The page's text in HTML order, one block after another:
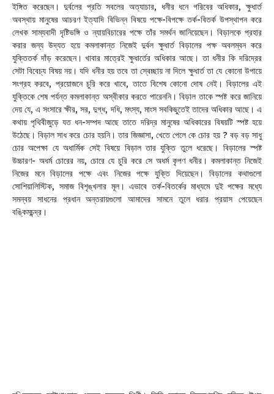
ইঙ্গিত করেছেন। দুর্বলের প্রতি সবলের অত্যাচার, ধনীর ধনে গরিবের অধিকার, ক্ষুধার্ত
অবস্থায় মানুষের আচরণ ইত্যাদি বিভিন্ন বিষয়ে পক্ষে-বিপক্ষে তর্ক-বিতর্ক উপস্থাপন করে
লেখক সাম্যবাদী দৃষ্টিভঙ্গি ও ন্যায়বিচারের পক্ষে তাঁর সমর্থন জানিয়েছেন। বিড়ালকে প্রহার
করার জন্য উদ্যত হয়ে কমলাকান্ত নিজেই দুর্বল ক্ষুধার্ত বিড়ালের পক্ষ অবলম্বন করে
যুক্তিতর্ক দাঁড় করেছেন। খাবার মাত্রেই ক্ষুধার্তের অধিকার আছে। তা ধনীর কি দরিদ্রের
সেটা বিবেচ্য বিষয় নয়। যদি ধনীর হয় তবে তা স্বেচ্ছায় না দিলে ক্ষুধার্ত তা যে কোনো উপায়ে
সংগ্রহ করবে, প্রয়োজনে চুরি করে খাবে, তাতে বিশেষ কোনো দোষ নেই। বিড়ালের এই
যুক্তিকে শেষ পর্যন্ত কমলাকান্ত অস্বীকার করতে পারেননি। বিড়াল তাকে স্পষ্ট করে জানিয়ে
দেয় যে, এ সংসারে ক্ষীর, সর, দুগ্ধ, দধি, মৎস্য, মাংস সবকিছুতেই তাদের অধিকার আছে। এ
কথায় পৃথিবীজুড়ে যত ধন-সম্পদ আছে তাতে দরিদ্র মানুষের অধিকারের বিষয়টি স্পষ্ট হয়ে
উঠেছে। বিড়াল সাধ করে চোর হয়নি। তার জিজ্ঞাসা, খেতে পেলে কে চোর হয় ? বড় বড় সাধু
চোর অপেক্ষা যে অধার্মিক সেই বিষয়ে বিড়াল তার যুক্তি তুলে ধরেছে। বিড়ালের স্পষ্ট
উচ্চারণ- অধর্ম চোরের নয়, চোরে যে চুরি করে সে অধর্ম কৃপণ ধনীর। কমলাকান্ত নিজেই
নিজের মনে বিড়ালের পক্ষে এবং নিজের পক্ষে যুক্তি দিয়েছেন। বিড়ালের কথাগুলো
সোশিয়ালিস্টিক, সমাজ বিশৃঙ্খলার মূল। এভাবে তর্ক-বিতর্কের মাধ্যমে দুই পক্ষের মধ্যে
সমন্বয় সাধনের প্রধান অন্তরায়গুলো আমাদের সামনে তুলে ধরার প্রয়াস পেয়েছেন
বঙ্কিমচন্দ্র।